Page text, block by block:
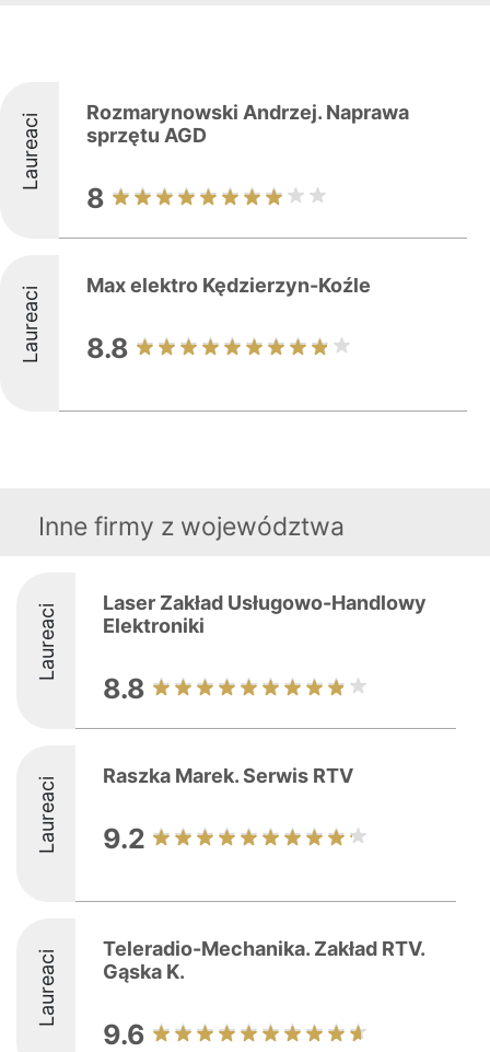
Laureaci
Rozmarynowski Andrzej. Naprawa
sprzętu AGD
8
Laureaci Max elektro Kędzierzyn-Koźle
8.8
Inne firmy z województwa
Laureaci
Laser Zakład Usługowo-Handlowy
Elektroniki
8.8
Laureaci Raszka Marek. Serwis RTV
9.2
Laureaci
Teleradio-Mechanika. Zakład RTV.
Gąska K.
9.6